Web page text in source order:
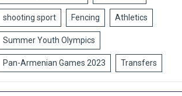
shooting sport Fencing Athletics
Summer Youth Olympics
Pan-Armenian Games 2023 Transfers